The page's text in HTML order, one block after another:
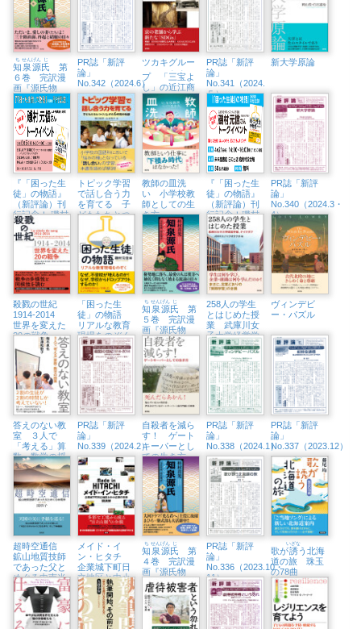
知
ち
泉
せん
源
げん
氏
じ
第
６巻 完訳漫
画『源氏物
語』
PR誌「新評
論」
No.342（2024.6）
ツカキグルー
プ 「三宝 よ
し」の近江商
人
PR誌「新評
論」
No.341（2024.
５）
新大学原論
『「困った生
徒」の物語』
（新評論）刊
行記念！ 磯村
元信さんトー
クイベント
（5/5㈰、八王
子市生涯学習
センター）
トピック学習
で話し合う力
を育てる 子
どもたちとつ
年間の軌跡
教師の皿洗
い 小学校教
師としての生
き方
『「困った生
徒」の物語』
（新評論）刊
行記念！磯村
元信さんトー
クイベント
（4/21㈰、未
来屋書店日の
出店）
PR誌「新評
論」
No.340（2024.3・
4）
殺戮の世紀
1914-2014
世界を変えた
20の戦争
「困った生
徒」の物語
リアルな教育
現場をのぞく
知
ち
泉
せん
源
げん
氏
じ
第
５巻 完訳漫
画『源氏物
語』
258人の学生
とはじめた授
業 武庫川女
子大学経営学
部、テイクオ
フ
ヴィンデビ
ー・パズル
答えのない教
室 ３人で
「考える」算
数・数学の授
業
PR誌「新評
論」
No.339（2024.2）
自殺者を減ら
す！ ゲート
キーパーとし
ての生き方
PR誌「新評
論」
No.338（2024.1）
PR誌「新評
論」
No.337（2023.12）
超時空通信
鉱山地質技師
であった父と
めぐる中南米
メイド・イ
ン・ヒタチ
企業城下町日
立地区と中小
企業の未来
知
ち
泉
せん
源
げん
氏
じ
第
４巻 完訳漫
画『源氏物
語』
PR誌「新評
論」
No.336（2023.10・
11）
歌が誘
いざな
う北海
道の旅 珠玉
の78曲